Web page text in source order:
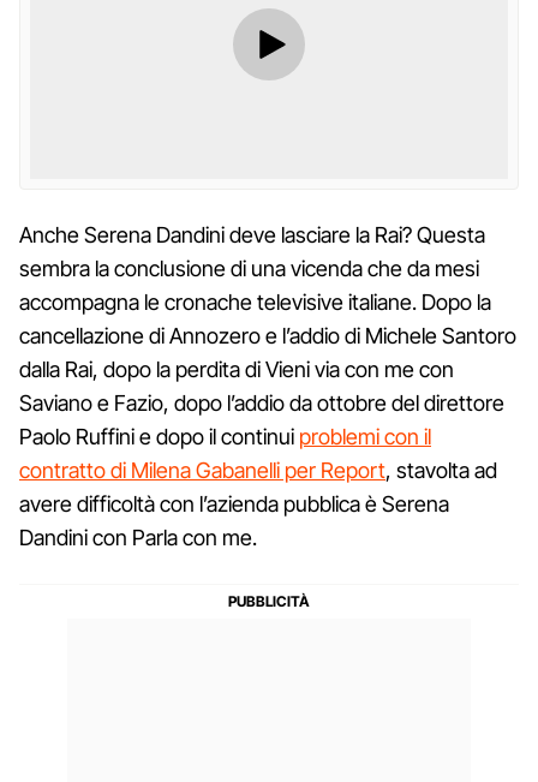
Anche Serena Dandini deve lasciare la Rai? Questa
sembra la conclusione di una vicenda che da mesi
accompagna le cronache televisive italiane. Dopo la
cancellazione di Annozero e l’addio di Michele Santoro
dalla Rai, dopo la perdita di Vieni via con me con
Saviano e Fazio, dopo l’addio da ottobre del direttore
Paolo Ruffini e dopo il continui problemi con il
contratto di Milena Gabanelli per Report, stavolta ad
avere difficoltà con l’azienda pubblica è Serena
Dandini con Parla con me.